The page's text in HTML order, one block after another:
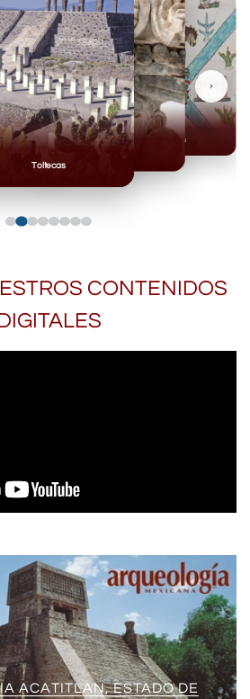
Toltecas
Mexicas
›
CONTENIDOS
ACATITLAN, ESTADO DE